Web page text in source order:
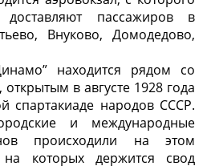
доставляют пассажиров в
Внуково, Домодедово,
находится рядом со
в августе 1928 года
спартакиаде народов СССР.
и международные
происходили на этом
которых держится свод